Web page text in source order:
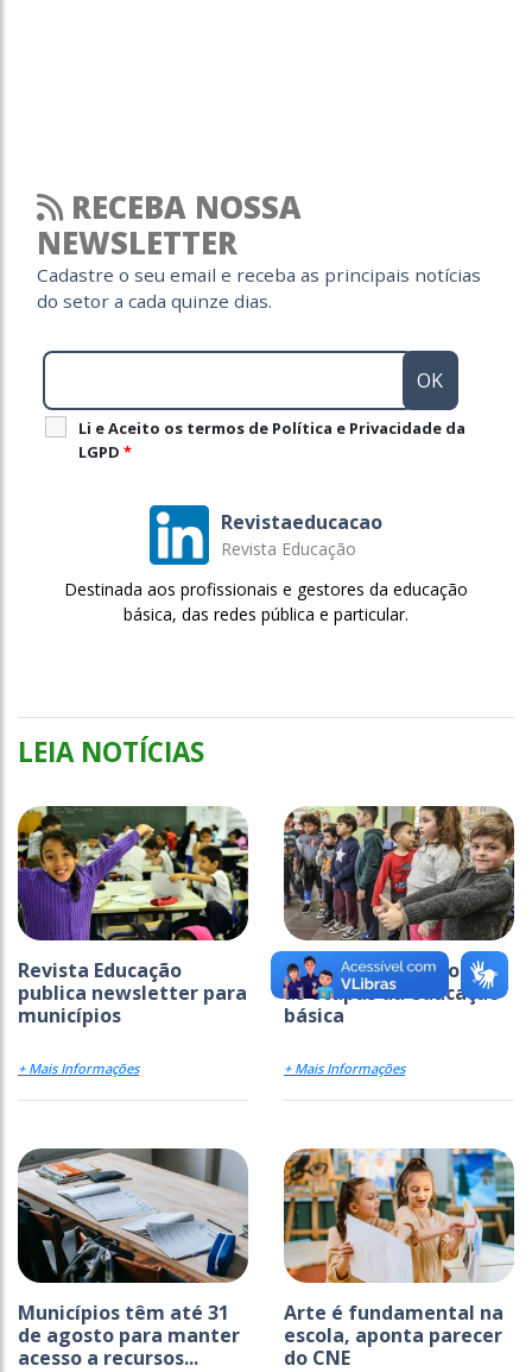
RECEBA NOSSA
NEWSLETTER
Cadastre o seu email e receba as principais notícias
do setor a cada quinze dias.
Li e Aceito os termos de Política e Privacidade da
LGPD *
Revistaeducacao
Revista Educação
Destinada aos profissionais e gestores da educação
básica, das redes pública e particular.
LEIA NOTÍCIAS
Revista Educação
publica newsletter para
municípios
+ Mais Informações
Ideb avança em todas
as etapas da educação
básica
+ Mais Informações
Municípios têm até 31
de agosto para manter
acesso a recursos...
Arte é fundamental na
escola, aponta parecer
do CNE